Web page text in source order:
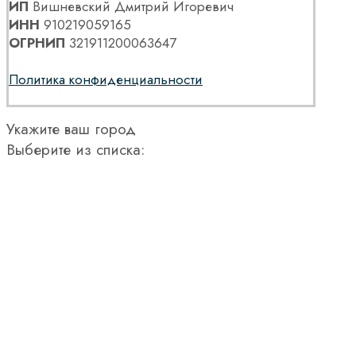
ИП Вишневский Дмитрий Игоревич
ИНН 910219059165
ОГРНИП 321911200063647
Политика конфиденциальности
Укажите ваш город
Выберите из списка: